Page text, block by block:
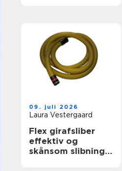
09. juli 2026
Laura Vestergaard
Flex girafsliber
effektiv og
skånsom slibning